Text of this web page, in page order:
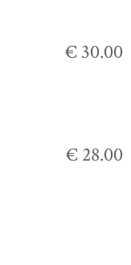
€ 30.00
€ 28.00